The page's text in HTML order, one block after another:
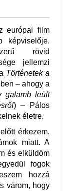
európai film
képviselője.
rövid
jellemzi
Történetek a
– ahogy a
galamb leült
) – Pálos
életre.
érkezem.
miatt. A
és elküldöm
fogok
hozzá
várom, hogy